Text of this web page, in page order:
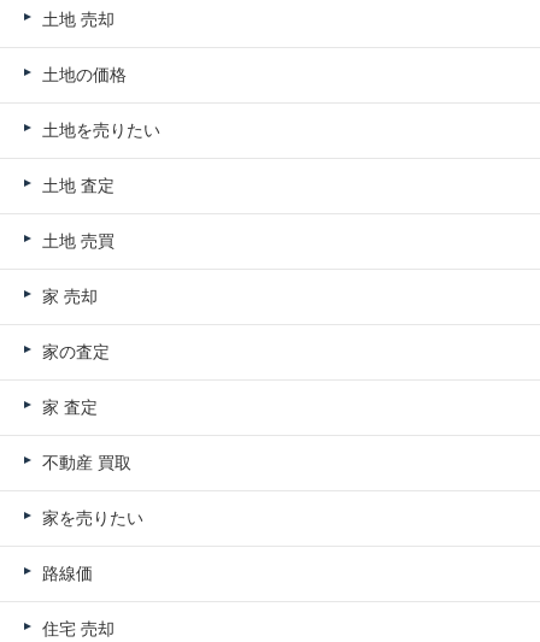
土地 売却
土地の価格
土地を売りたい
土地 査定
土地 売買
家 売却
家の査定
家 査定
不動産 買取
家を売りたい
路線価
住宅 売却